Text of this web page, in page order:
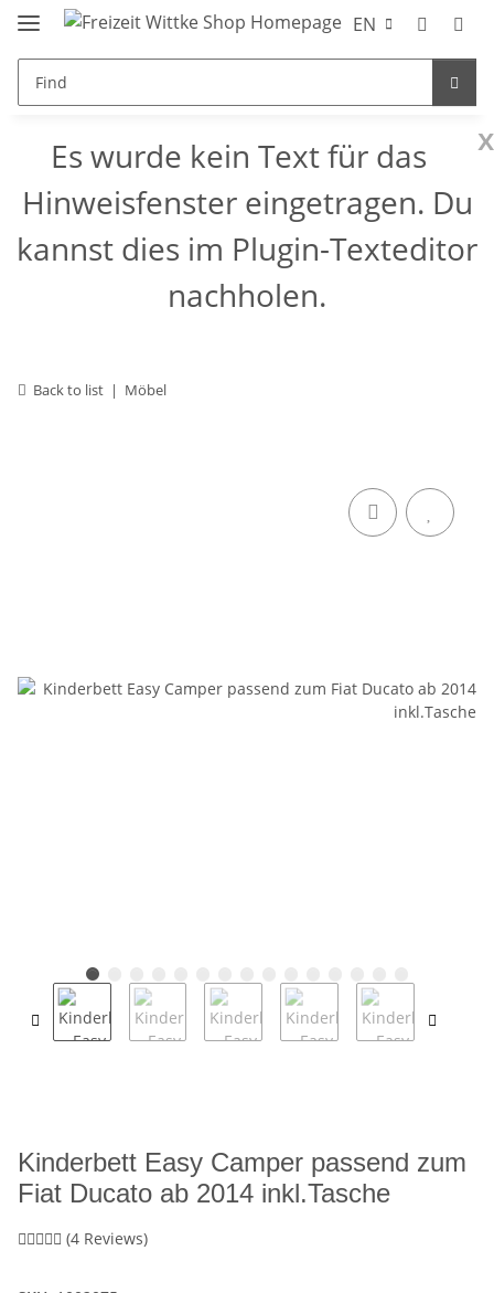
EN
x
Es wurde kein Text für das
Hinweisfenster eingetragen. Du
kannst dies im Plugin-Texteditor
nachholen.
Back to list Möbel
Kinderbett Easy Camper passend zum
Fiat Ducato ab 2014 inkl.Tasche
(4 Reviews)